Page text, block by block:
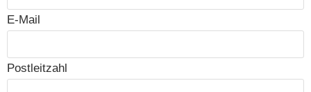
E‑Mail
Post­leit­zahl